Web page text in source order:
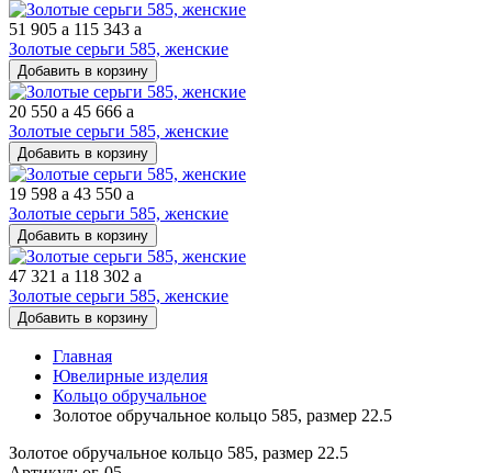
51 905 a 115 343 a
Золотые серьги 585, женские
Добавить в корзину
20 550 a 45 666 a
Золотые серьги 585, женские
Добавить в корзину
19 598 a 43 550 a
Золотые серьги 585, женские
Добавить в корзину
47 321 a 118 302 a
Золотые серьги 585, женские
Добавить в корзину
Главная
Ювелирные изделия
Кольцо обручальное
Золотое обручальное кольцо 585, размер 22.5
Золотое обручальное кольцо 585, размер 22.5